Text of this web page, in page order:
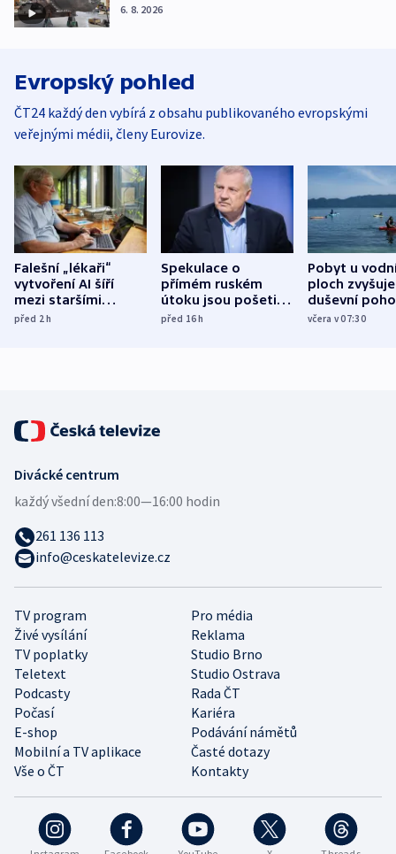
6. 8. 2026
Evropský pohled
ČT24 každý den vybírá z obsahu publikovaného evropskými
veřejnými médii, členy Eurovize.
Falešní „lékaři“
vytvoření AI šíří
mezi staršími
Poláky nebezpečné
před 2h
Spekulace o
přímém ruském
útoku jsou pošetilé,
míní estonský
před 16h
Pobyt u
ploch zvyšuje
duševní
ukázala
včera v 07:30
TV program
Pro média
Živé vysílání
Reklama
TV poplatky
Studio Brno
Teletext
Studio Ostrava
Podcasty
Rada ČT
Počasí
Kariéra
E-shop
Podávání námětů
Mobilní a TV aplikace
Časté dotazy
Vše o ČT
Kontakty
Divácké centrum
každý všední den:8:00—16:00 hodin
261 136 113
info@ceskatelevize.cz